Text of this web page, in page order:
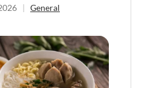
| General